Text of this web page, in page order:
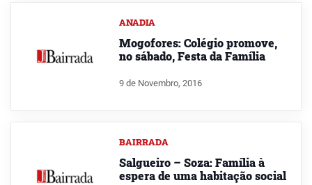
ANADIA
Mogofores: Colégio promove,
no sábado, Festa da Família
9 de Novembro, 2016
BAIRRADA
Salgueiro – Soza: Família à
espera de uma habitação social